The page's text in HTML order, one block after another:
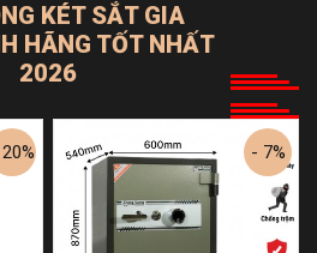
KÉT SẮT GIA
HÃNG TỐT NHẤT
2026
- 7%